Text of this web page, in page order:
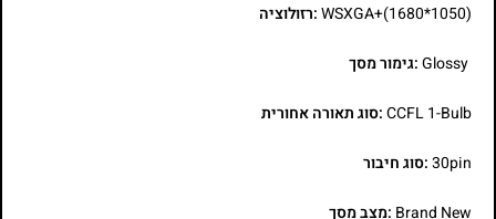
WSXGA+(1680*1050):רזולוציה
Glossy:גימור מסך
CCFL 1-Bulb:סוג תאורה אחורית
30pin:סוג חיבור
Brand New :מצב מסך